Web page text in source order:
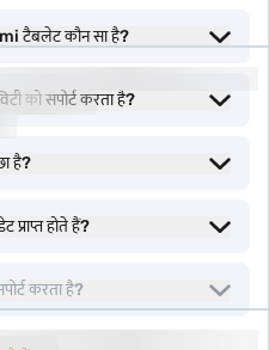
है, तो Xiaomi टैबलेट केवल पावर
है जो पूरे दिन ऐप के बीच स्विच करते हैं,
बार बाधाओं के बिना प्रोडक्टिव रहें.
हैं, उनके लिए Redmi टैबलेट रेंज एक
छात्रों या हल्के यूज़र्स के लिए
यूज़र-फ्रेंडली इंटरफेस इसे काम और
बनाता है. क्रिएटिव क्षेत्रों में रहने
डिजिटल स्केड्स के रूप में भी काम कर
टैबलेट कौन सा है?
को सपोर्ट करता है?
है?
होते हैं?
करता है?